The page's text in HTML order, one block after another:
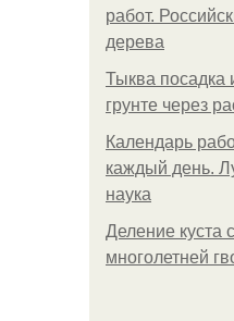
работ.
дерева
Тыква посадка
грунте через
Календарь
каждый день.
наука
Деление куста
многолетней